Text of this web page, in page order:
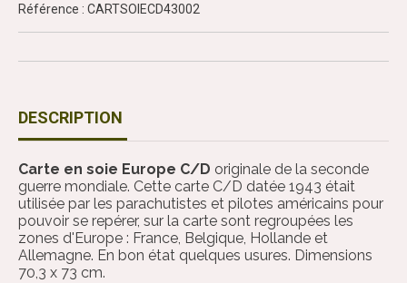
Référence : CARTSOIECD43002
DESCRIPTION
Carte en soie Europe C/D originale de la seconde
guerre mondiale. Cette carte C/D datée 1943 était
utilisée par les parachutistes et pilotes américains pour
pouvoir se repérer, sur la carte sont regroupées les
zones d'Europe : France, Belgique, Hollande et
Allemagne. En bon état quelques usures. Dimensions
70,3 x 73 cm.